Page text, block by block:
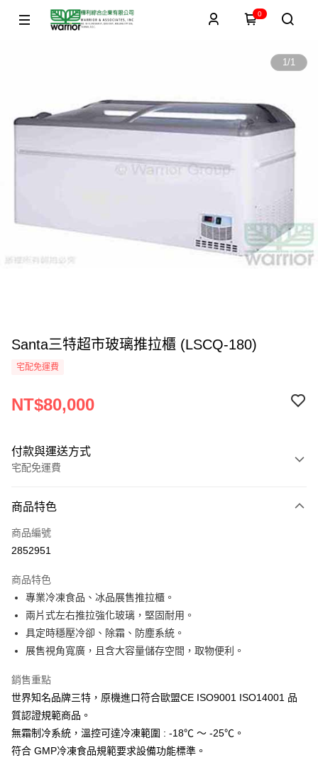
0
1/1
Santa三特超市玻璃推拉櫃 (LSCQ-180)
宅配免運費
NT$80,000
付款與運送方式
宅配免運費
信用卡一次付款
LINE Pay
街口支付
悠遊付
AFTEE先享後付
【關於「AFTEE先享後付」】
AFTEE先享後付是「在收到商品之後才付款」的支付方式。 讓您購物簡單
便利好安心！
１．簡單：不需註冊會員、不需綁卡、不需儲值。
２．便利：只要手機號碼，簡訊認證，即可結帳。
３．安心：先確認商品／服務後，再付款。
運送方式
宅配(請注意配件不含在免運內)
免運費
商品特色
商品編號
2852951
商品特色
專業冷凍食品、冰品展售推拉櫃。
兩片式左右推拉強化玻璃，堅固耐用。
具定時穩壓冷卻、除霜、防塵系統。
展售視角寬廣，且含大容量儲存空間，取物便利。
銷售重點
世界知名品牌三特，原機進口符合歐盟CE ISO9001 ISO14001 品
質認證規範商品。
無霜制冷系統，溫控可達冷凍範圍 : -18℃ ～ -25℃。
符合 GMP冷凍食品規範要求設備功能標準。